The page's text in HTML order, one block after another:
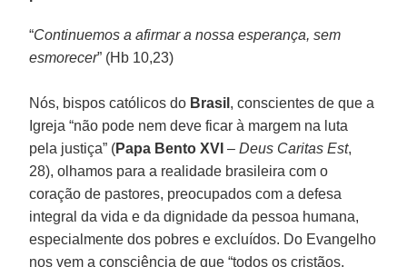
“Continuemos a afirmar a nossa esperança, sem
esmorecer” (Hb 10,23)
Nós, bispos católicos do Brasil , conscientes de que a
Igreja “não pode nem deve ficar à margem na luta
pela justiça” (Papa Bento XVI –Deus Caritas Est,
28), olhamos para a realidade brasileira com o
coração de pastores, preocupados com a defesa
integral da vida e da dignidade da pessoa humana,
especialmente dos pobres e excluídos. Do Evangelho
nos vem a consciência de que “todos os cristãos,